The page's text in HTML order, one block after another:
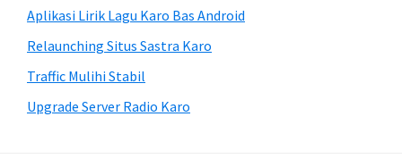
Aplikasi Lirik Lagu Karo Bas Android
Relaunching Situs Sastra Karo
Traffic Mulihi Stabil
Upgrade Server Radio Karo